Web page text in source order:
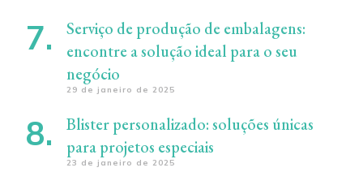
Serviço de produção de embalagens:
encontre a solução ideal para o seu
negócio
29 de janeiro de 2025
Blister personalizado: soluções únicas
para projetos especiais
23 de janeiro de 2025